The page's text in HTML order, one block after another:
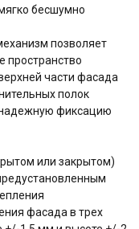
бесшумно
позволяет
пространство
части фасада
полок
надежную фиксацию
или закрытом)
фасада в трех